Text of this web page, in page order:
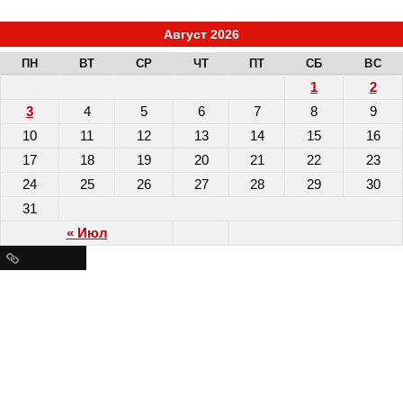
Август 2026
ПН ВТ СР ЧТ ПТ СБ ВС
« Июл
1
2
3
4 5 6 7 8
9
10
11 12 13 14 15
16
17
18 19 20 21 22
23
24
25 26 27 28 29
30
31